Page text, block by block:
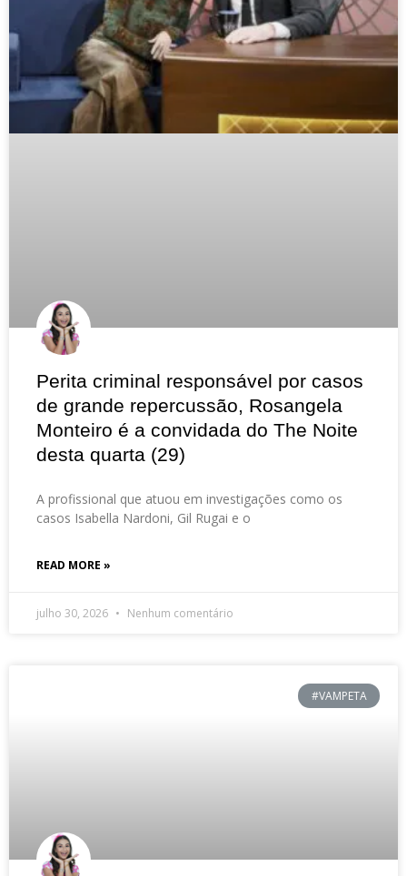
Perita criminal responsável por casos
de grande repercussão, Rosangela
Monteiro é a convidada do The Noite
desta quarta (29)
A profissional que atuou em investigações como os
casos Isabella Nardoni, Gil Rugai e o
READ MORE »
julho 30, 2026 Nenhum comentário
#VAMPETA